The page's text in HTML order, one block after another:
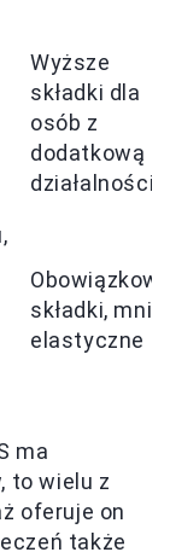
Wyższe
składki dla
osób z
dodatkową
działalnością
składki, mniej
elastyczne
ma
to wielu z
oferuje on
także